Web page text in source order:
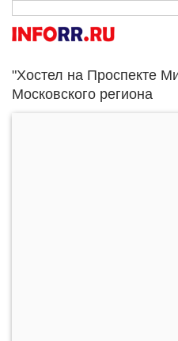
"Хостел на Проспекте
Московского региона